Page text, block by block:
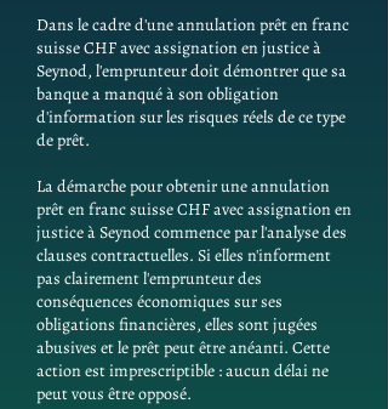
Dans le cadre d'une annulation prêt en franc
suisse CHF avec assignation en justice à
Seynod, l'emprunteur doit démontrer que sa
banque a manqué à son obligation
d'information sur les risques réels de ce type
de prêt.
La démarche pour obtenir une annulation
prêt en franc suisse CHF avec assignation en
justice à Seynod commence par l'analyse des
clauses contractuelles. Si elles n'informent
pas clairement l'emprunteur des
conséquences économiques sur ses
obligations financières, elles sont jugées
abusives et le prêt peut être anéanti. Cette
action est imprescriptible : aucun délai ne
peut vous être opposé.